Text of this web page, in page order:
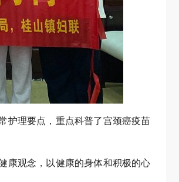
护理要点，重点科普了宫颈癌疫苗
康观念，以健康的身体和积极的心